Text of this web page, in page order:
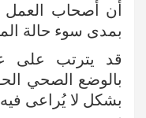
أن أصحاب العمل
بمدى سوء حالة
قد يترتب على
بالوضع الصحي
بشكل لا يُراعى